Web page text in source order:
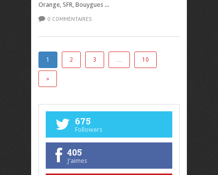
Orange, SFR, Bouygues ...
0 COMMENTAIRES
1 2 3 … 10
»
675
Followers
405
J'aimes